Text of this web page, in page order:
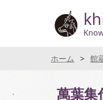
ホーム 館
萬葉集